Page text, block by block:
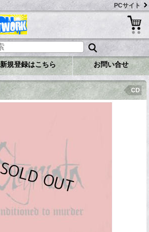
PCサイト
新規登録はこちら お問い合せ
CD